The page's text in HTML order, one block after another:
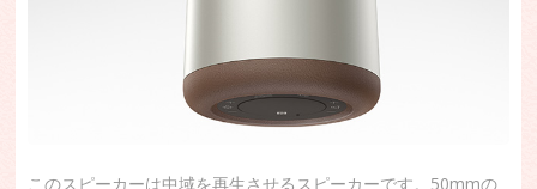
このスピーカーは中域を再生させるスピーカーです。50mmの